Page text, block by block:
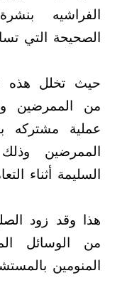
الفراشيه
الصحيحة التي
حيث تخلل هذه
من الممرضين
عملية مشتركه
الممرضين وذلك
السليمة أثناء
هذا وقد زود
من الوسائل
المنومين